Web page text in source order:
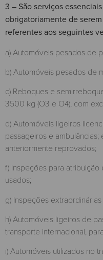
3 – São serviços
obrigatoriamente de
referentes aos seguintes
a) Automóveis pesados de
b) Automóveis pesados de
c) Reboques e
3500 kg (O3 e O4), com
d) Automóveis ligeiros
passageiros e
anteriormente reprovados;
f) Inspeções para
usados;
g) Inspeções
h) Automóveis ligeiros de
transporte internacional,
i) Automóveis utilizados no